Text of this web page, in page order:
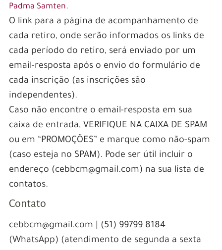
Padma Samten.
O link para a página de acompanhamento de
cada retiro, onde serão informados os links de
cada período do retiro, será enviado por um
email-resposta após o envio do formulário de
cada inscrição (as inscrições são
independentes).
Caso não encontre o email-resposta em sua
caixa de entrada, VERIFIQUE NA CAIXA DE SPAM
ou em “PROMOÇÕES” e marque como não-spam
(caso esteja no SPAM). Pode ser útil incluir o
endereço (cebbcm@gmail.com) na sua lista de
contatos.
Contato
cebbcm@gmail.com | (51) 99799 8184
(WhatsApp) (atendimento de segunda a sexta